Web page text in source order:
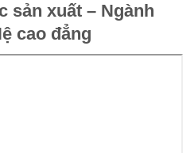
sản xuất – Ngành
cao đẳng